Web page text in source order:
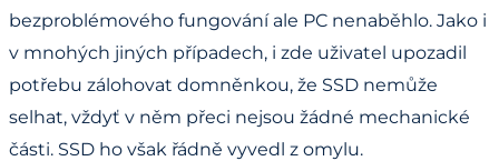
bezproblémového fungování ale PC nenaběhlo. Jako i
v mnohých jiných případech, i zde uživatel upozadil
potřebu zálohovat domněnkou, že SSD nemůže
selhat, vždyť v něm přeci nejsou žádné mechanické
části. SSD ho však řádně vyvedl z omylu.